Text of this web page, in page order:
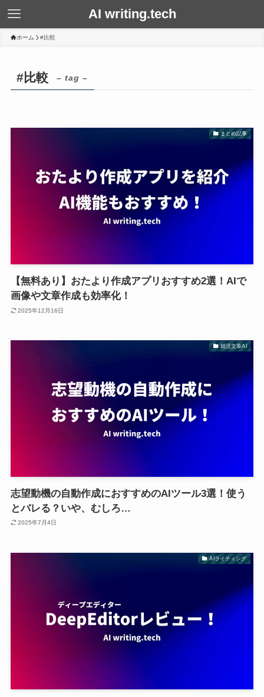
AI writing.tech
ホーム #比較
#比較 – tag –
まとめ記事
【無料あり】おたより作成アプリおすすめ2選！AIで
画像や文章作成も効率化！
2025年12月16日
就活文章AI
志望動機の自動作成におすすめのAIツール3選！使う
とバレる？いや、むしろ…
2025年7月4日
AIライティング